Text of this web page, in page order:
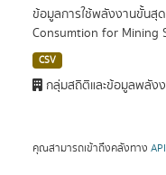
ข้อมูลการใช้พลังงานขั้นสุ
Consumtion for Mining
CSV
กลุ่มสถิติและข้อมูลพลัง
คุณสามารถเข้าถึงคลังทาง API